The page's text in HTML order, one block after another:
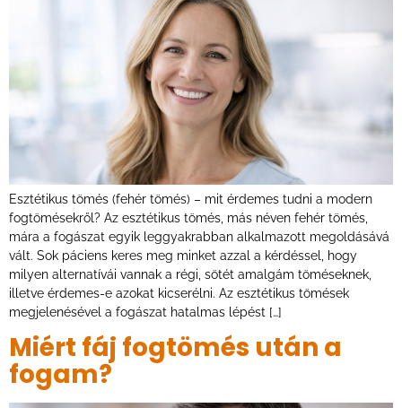
Esztétikus tömés (fehér tömés) – mit érdemes tudni a modern
fogtömésekről? Az esztétikus tömés, más néven fehér tömés,
mára a fogászat egyik leggyakrabban alkalmazott megoldásává
vált. Sok páciens keres meg minket azzal a kérdéssel, hogy
milyen alternatívái vannak a régi, sötét amalgám töméseknek,
illetve érdemes-e azokat kicserélni. Az esztétikus tömések
megjelenésével a fogászat hatalmas lépést […]
Miért fáj fogtömés után a
fogam?